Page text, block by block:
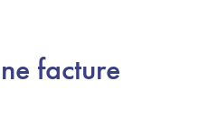
facture